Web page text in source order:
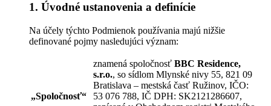
1. Úvodné ustanovenia a definície
Na účely týchto Podmienok používania majú nižšie
definované pojmy nasledujúci význam:
„Spoločnosť“
znamená spoločnosť BBC Residence,
s.r.o., so sídlom Mlynské nivy 55, 821 09
Bratislava – mestská časť Ružinov, IČO:
53 076 788, IČ DPH: SK2121286607,